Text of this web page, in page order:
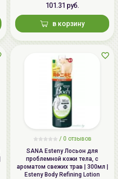
101.31 руб.
в корзину
/ 0 отзывов
SANA Esteny Лосьон для
проблемной кожи тела, с
ароматом свежих трав | 300мл |
Esteny Body Refining Lotion